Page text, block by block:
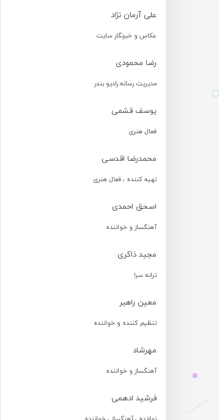
علی آرمان نژاد
عکاس و خبرنگار سایت
رضا محمودی
مدیریت رسانه رادیو بندر
یوسف قشمی
فعال هنری
محمدرضا اقدسی
تهیه کننده ، فعال هنری
اسحق احمدی
آهنگساز و خواننده
مجید ذاکری
ترانه سرا
معین راهبر
تنظیم کننده و خواننده
مهرشاد
آهنگساز و خواننده
فرشید ادهمی